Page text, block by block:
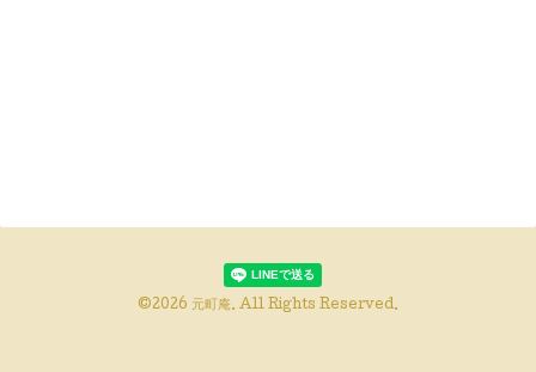
©2026 元町庵. All Rights Reserved.